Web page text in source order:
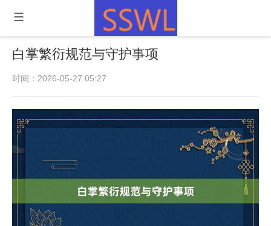
白掌繁衍规范与守护事项
时间：2026-05-27 05:27